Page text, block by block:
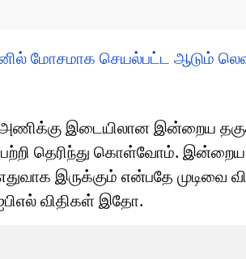
மோசமாக செயல்பட்ட ஆடும்
இடையிலான இன்றைய
பற்றி தெரிந்து கொள்வோம். இன்றைய
இருக்கும் என்பதே முடிவை
விதிகள் இதோ.